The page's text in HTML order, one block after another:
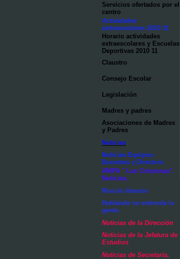
Servicios ofertados por el
centro
Actividades
extraescolares 2010 11
Horario actividades
extraescolares y Escuelas
Deportivas 2010 11
Claustro
Consejo Escolar
Legislación
Madres y padres
Asociaciones de Madres
y Padres
Noticias
Noticias Equipos
Docentes y Directivo
AMPA " Las Columnas".
Noticias.
Rincón literario
Hablando se entiende la
gente.
Noticias de la Dirección
Noticias de la Jefatura de
Estudios
Noticias de Secretaría.